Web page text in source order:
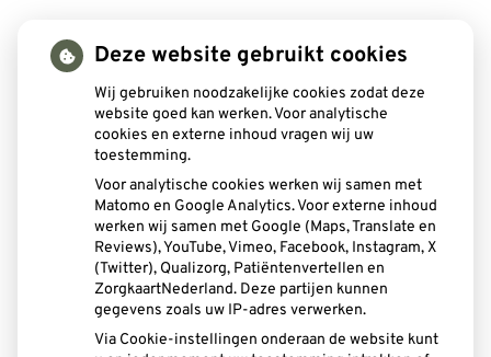
Openingstijden
Maandag:
08:00 - 16:00
08:00 - 16:00
Woensdag:
08:00 - 16:00
Donderdag:
08:00 - 16:00
E-mail
info@tgpd.nl
Deze website gebruikt cookies
Wij gebruiken noodzakelijke cookies zodat deze
website goed kan werken. Voor analytische
cookies en externe inhoud vragen wij uw
toestemming.
Voor analytische cookies werken wij samen met
Matomo en Google Analytics. Voor externe inhoud
werken wij samen met Google (Maps, Translate en
Reviews), YouTube, Vimeo, Facebook, Instagram, X
(Twitter), Qualizorg, Patiëntenvertellen en
ZorgkaartNederland. Deze partijen kunnen
gegevens zoals uw IP-adres verwerken.
Via Cookie-instellingen onderaan de website kunt